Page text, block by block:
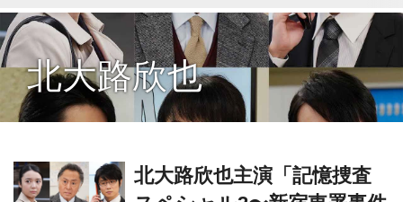
北大路欣也
北大路欣也主演「記憶捜査